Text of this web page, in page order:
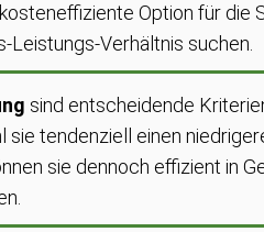
Option für die
Leistungs-Verhältnis suchen.
sind entscheidende
tendenziell einen
sie dennoch effizient in